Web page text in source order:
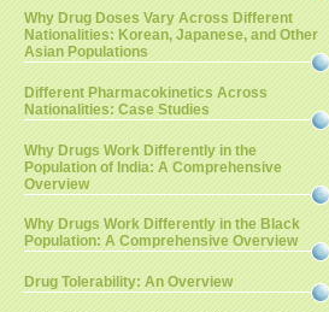
Why Drug Doses Vary Across Different
Nationalities: Korean, Japanese, and Other
Asian Populations
Different Pharmacokinetics Across
Nationalities: Case Studies
Why Drugs Work Differently in the
Population of India: A Comprehensive
Overview
Why Drugs Work Differently in the Black
Population: A Comprehensive Overview
Drug Tolerability: An Overview